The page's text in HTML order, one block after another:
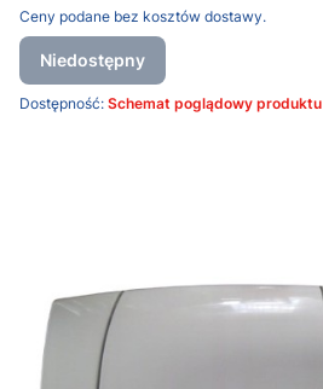
Ceny podane bez kosztów dostawy.
Niedostępny
Dostępność: Schemat poglądowy produktu